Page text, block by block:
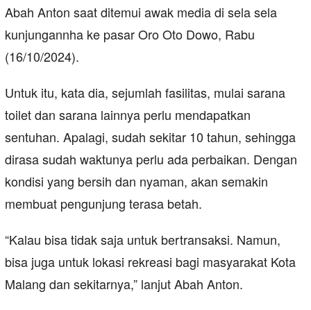
Abah Anton saat ditemui awak media di sela sela
kunjungannha ke pasar Oro Oto Dowo, Rabu
(16/10/2024).
Untuk itu, kata dia, sejumlah fasilitas, mulai sarana
toilet dan sarana lainnya perlu mendapatkan
sentuhan. Apalagi, sudah sekitar 10 tahun, sehingga
dirasa sudah waktunya perlu ada perbaikan. Dengan
kondisi yang bersih dan nyaman, akan semakin
membuat pengunjung terasa betah.
“Kalau bisa tidak saja untuk bertransaksi. Namun,
bisa juga untuk lokasi rekreasi bagi masyarakat Kota
Malang dan sekitarnya,” lanjut Abah Anton.